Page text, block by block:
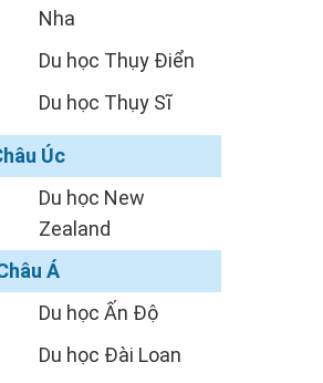
Nha
Du học Thụy Điển
Du học Thụy Sĩ
Úc
Du học New
Zealand
Á
Du học Ấn Độ
Du học Đài Loan